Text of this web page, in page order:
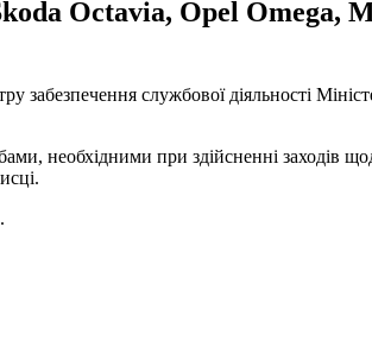
Octavia, Opel
забезпечення службової діяльності
при здійсненні заходів щодо